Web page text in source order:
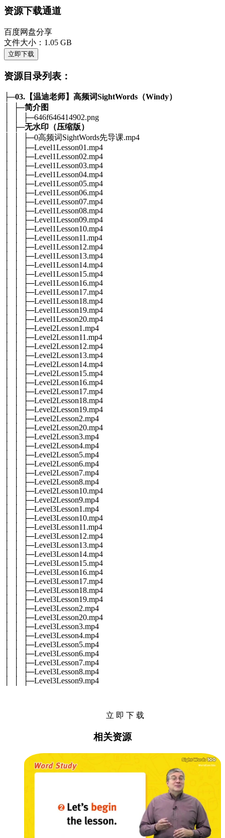
资源下载通道
百度网盘分享
文件大小：1.05 GB
立即下载
资源目录列表：
├─03.【温迪老师】高频词SightWords（Windy）
│ ├─简介图
│ │ ├─646f646414902.png
│ ├─无水印（压缩版）
│ │ ├─0高频词SightWords先导课.mp4
│ │ ├─Level1Lesson01.mp4
│ │ ├─Level1Lesson02.mp4
│ │ ├─Level1Lesson03.mp4
│ │ ├─Level1Lesson04.mp4
│ │ ├─Level1Lesson05.mp4
│ │ ├─Level1Lesson06.mp4
│ │ ├─Level1Lesson07.mp4
│ │ ├─Level1Lesson08.mp4
│ │ ├─Level1Lesson09.mp4
│ │ ├─Level1Lesson10.mp4
│ │ ├─Level1Lesson11.mp4
│ │ ├─Level1Lesson12.mp4
│ │ ├─Level1Lesson13.mp4
│ │ ├─Level1Lesson14.mp4
│ │ ├─Level1Lesson15.mp4
│ │ ├─Level1Lesson16.mp4
│ │ ├─Level1Lesson17.mp4
│ │ ├─Level1Lesson18.mp4
│ │ ├─Level1Lesson19.mp4
│ │ ├─Level1Lesson20.mp4
│ │ ├─Level2Lesson1.mp4
│ │ ├─Level2Lesson11.mp4
│ │ ├─Level2Lesson12.mp4
│ │ ├─Level2Lesson13.mp4
│ │ ├─Level2Lesson14.mp4
│ │ ├─Level2Lesson15.mp4
│ │ ├─Level2Lesson16.mp4
│ │ ├─Level2Lesson17.mp4
│ │ ├─Level2Lesson18.mp4
│ │ ├─Level2Lesson19.mp4
│ │ ├─Level2Lesson2.mp4
│ │ ├─Level2Lesson20.mp4
│ │ ├─Level2Lesson3.mp4
│ │ ├─Level2Lesson4.mp4
│ │ ├─Level2Lesson5.mp4
│ │ ├─Level2Lesson6.mp4
│ │ ├─Level2Lesson7.mp4
│ │ ├─Level2Lesson8.mp4
│ │ ├─Level2Lesson10.mp4
│ │ ├─Level2Lesson9.mp4
│ │ ├─Level3Lesson1.mp4
│ │ ├─Level3Lesson10.mp4
│ │ ├─Level3Lesson11.mp4
│ │ ├─Level3Lesson12.mp4
│ │ ├─Level3Lesson13.mp4
│ │ ├─Level3Lesson14.mp4
│ │ ├─Level3Lesson15.mp4
│ │ ├─Level3Lesson16.mp4
│ │ ├─Level3Lesson17.mp4
│ │ ├─Level3Lesson18.mp4
│ │ ├─Level3Lesson19.mp4
│ │ ├─Level3Lesson2.mp4
│ │ ├─Level3Lesson20.mp4
│ │ ├─Level3Lesson3.mp4
│ │ ├─Level3Lesson4.mp4
│ │ ├─Level3Lesson5.mp4
│ │ ├─Level3Lesson6.mp4
│ │ ├─Level3Lesson7.mp4
│ │ ├─Level3Lesson8.mp4
│ │ ├─Level3Lesson9.mp4
立 即 下 载
相关资源